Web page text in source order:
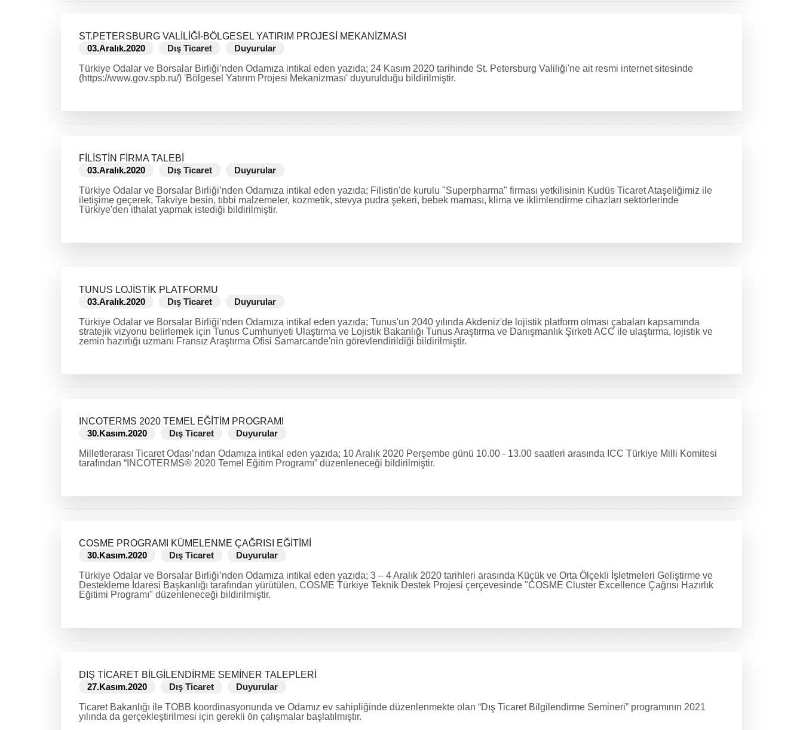
ST.PETERSBURG VALİLİĞİ-BÖLGESEL YATIRIM PROJESİ MEKANİZMASI
03.Aralık.2020
Dış Ticaret
Duyurular
Türkiye Odalar ve Borsalar Birliği’nden Odamıza intikal eden yazıda; 24 Kasım 2020 tarihinde St. Petersburg Valiliği'ne ait resmi internet sitesinde
(https://www.gov.spb.ru/) 'Bölgesel Yatırım Projesi Mekanizması' duyurulduğu bildirilmiştir.
FİLİSTİN FİRMA TALEBİ
03.Aralık.2020
Dış Ticaret
Duyurular
Türkiye Odalar ve Borsalar Birliği’nden Odamıza intikal eden yazıda; Filistin'de kurulu "Superpharma" firması yetkilisinin Kudüs Ticaret Ataşeliğimiz ile
iletişime geçerek, Takviye besin, tıbbi malzemeler, kozmetik, stevya pudra şekeri, bebek maması, klima ve iklimlendirme cihazları sektörlerinde
Türkiye'den ithalat yapmak istediği bildirilmiştir.
TUNUS LOJİSTİK PLATFORMU
03.Aralık.2020
Dış Ticaret
Duyurular
Türkiye Odalar ve Borsalar Birliği’nden Odamıza intikal eden yazıda; Tunus'un 2040 yılında Akdeniz'de lojistik platform olması çabaları kapsamında
stratejik vizyonu belirlemek için Tunus Cumhuriyeti Ulaştırma ve Lojistik Bakanlığı Tunus Araştırma ve Danışmanlık Şirketi ACC ile ulaştırma, lojistik ve
zemin hazırlığı uzmanı Fransız Araştırma Ofisi Samarcande'nin görevlendirildiği bildirilmiştir.
INCOTERMS 2020 TEMEL EĞİTİM PROGRAMI
30.Kasım.2020
Dış Ticaret
Duyurular
Milletlerarası Ticaret Odası’ndan Odamıza intikal eden yazıda; 10 Aralık 2020 Perşembe günü 10.00 - 13.00 saatleri arasında ICC Türkiye Milli Komitesi
tarafından “INCOTERMS® 2020 Temel Eğitim Programı” düzenleneceği bildirilmiştir.
COSME PROGRAMI KÜMELENME ÇAĞRISI EĞİTİMİ
30.Kasım.2020
Dış Ticaret
Duyurular
Türkiye Odalar ve Borsalar Birliği’nden Odamıza intikal eden yazıda; 3 – 4 Aralık 2020 tarihleri arasında Küçük ve Orta Ölçekli İşletmeleri Geliştirme ve
Destekleme İdaresi Başkanlığı tarafından yürütülen, COSME Türkiye Teknik Destek Projesi çerçevesinde "COSME Cluster Excellence Çağrısı Hazırlık
Eğitimi Programı" düzenleneceği bildirilmiştir.
DIŞ TİCARET BİLGİLENDİRME SEMİNER TALEPLERİ
27.Kasım.2020
Dış Ticaret
Duyurular
Ticaret Bakanlığı ile TOBB koordinasyonunda ve Odamız ev sahipliğinde düzenlenmekte olan “Dış Ticaret Bilgilendirme Semineri” programının 2021
yılında da gerçekleştirilmesi için gerekli ön çalışmalar başlatılmıştır.